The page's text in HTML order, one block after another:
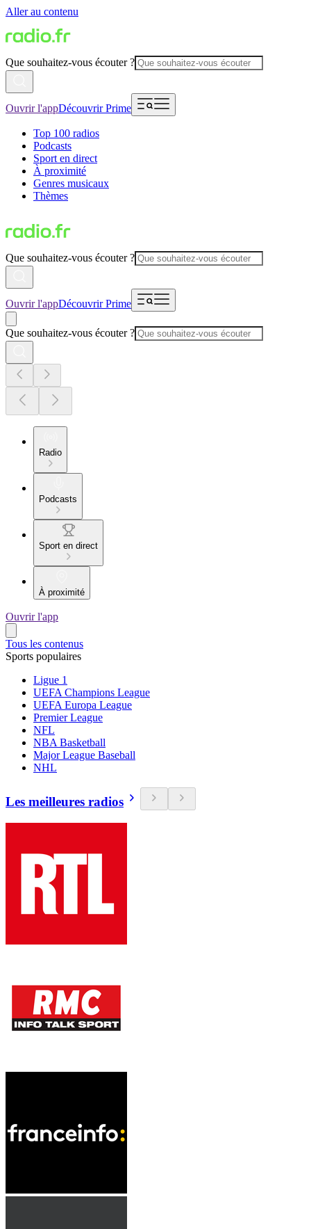
Aller au contenu
Que souhaitez-vous écouter ?
Ouvrir l'appDécouvrir Prime
Top 100 radios
Podcasts
Sport en direct
À proximité
Genres musicaux
Thèmes
Que souhaitez-vous écouter ?
Ouvrir l'appDécouvrir Prime
Que souhaitez-vous écouter ?
Radio
Podcasts
Sport en direct
À proximité
Ouvrir l'app
Tous les contenus
Sports populaires
Ligue 1
UEFA Champions League
UEFA Europa League
Premier League
NFL
NBA Basketball
Major League Baseball
NHL
Les meilleures radios